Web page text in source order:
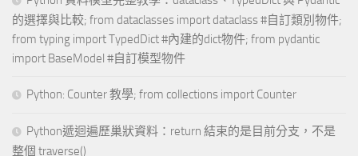
的選擇與比較; from dataclasses import dataclass #自訂類別物件;
from typing import TypedDict #內建的dict物件; from pydantic
import BaseModel #自訂模型物件
Python: Counter 教學; from collections import Counter
Python遞迴遍歷巢狀資料：return 結束的是目前分支，不是
整個 traverse()